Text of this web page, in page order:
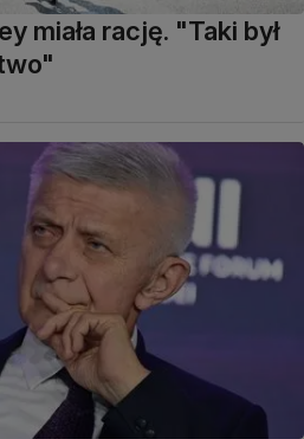
miała rację. "Taki był